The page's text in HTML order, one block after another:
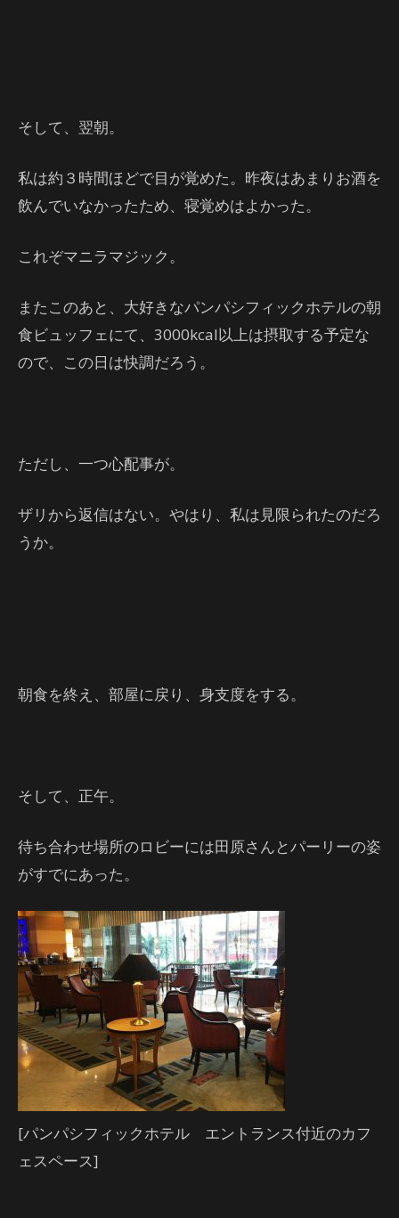
そして、翌朝。
私は約３時間ほどで目が覚めた。昨夜はあまりお酒を
飲んでいなかったため、寝覚めはよかった。
これぞマニラマジック。
またこのあと、大好きなパンパシフィックホテルの朝
食ビュッフェにて、3000kcal以上は摂取する予定な
ので、この日は快調だろう。
ただし、一つ心配事が。
ザリから返信はない。やはり、私は見限られたのだろ
うか。
朝食を終え、部屋に戻り、身支度をする。
そして、正午。
待ち合わせ場所のロビーには田原さんとパーリーの姿
がすでにあった。
[パンパシフィックホテル エントランス付近のカフ
ェスペース]